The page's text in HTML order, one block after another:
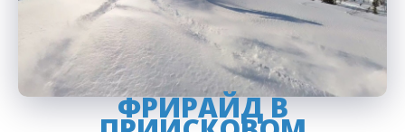
ФРИРАЙД В